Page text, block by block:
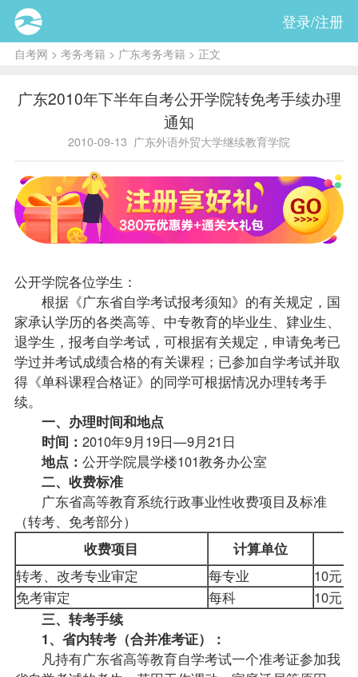
登录/注册
自考网 > 考务考籍 > 广东考务考籍 > 正文
广东2010年下半年自考公开学院转免考手续办理
通知
2010-09-13 广东外语外贸大学继续教育学院
公开学院各位学生：
根据《广东省自学考试报考须知》的有关规定，国
家承认学历的各类高等、中专教育的毕业生、肄业生、
退学生，报考自学考试，可根据有关规定，申请免考已
学过并考试成绩合格的有关课程；已参加自学考试并取
得《单科课程合格证》的同学可根据情况办理转考手
续。
一、办理时间和地点
时间： 2010年9月19日—9月21日
地点： 公开学院晨学楼101教务办公室
二、收费标准
广东省高等教育系统行政事业性收费项目及标准
（转考、免考部分）
收费项目
计算单位
转考、改考专业审定
每专业
10元
免考审定
每科
10元
三、转考手续
1、省内转考（合并准考证）：
凡持有广东省高等教育自学考试一个准考证参加我